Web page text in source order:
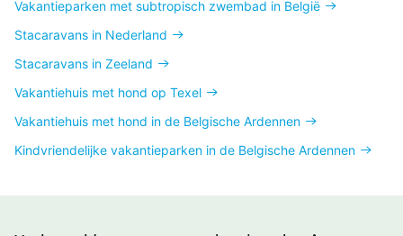
Vakantieparken met subtropisch zwembad in België
Stacaravans in Nederland
Stacaravans in Zeeland
Vakantiehuis met hond op Texel
Vakantiehuis met hond in de Belgische Ardennen
Kindvriendelijke vakantieparken in de Belgische Ardennen